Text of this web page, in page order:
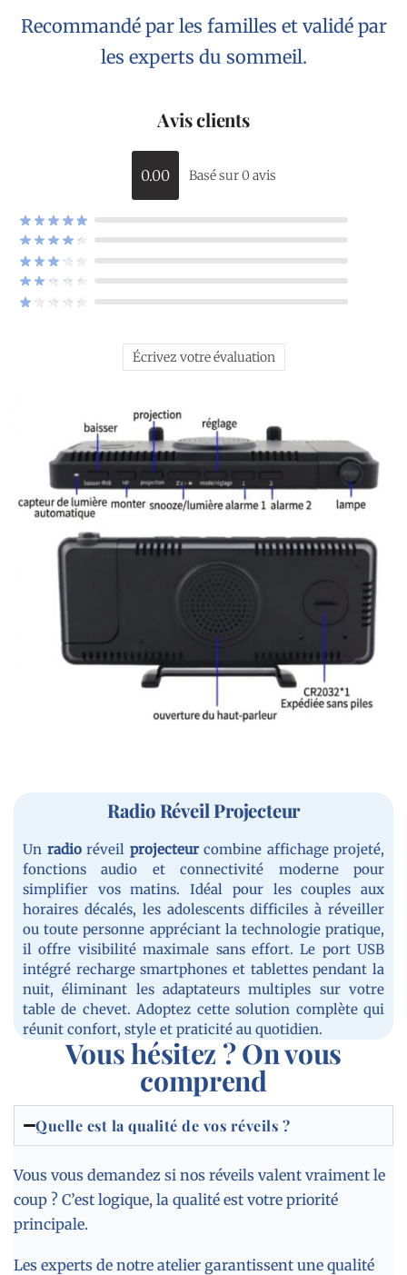
Recommandé par les familles et validé par
les experts du sommeil.
Avis clients
0.00 Basé sur 0 avis
Écrivez votre évaluation
Radio Réveil Projecteur
Un radioréveil projecteurcombine affichage projeté,
fonctions audio et connectivité moderne pour
simplifier vos matins. Idéal pour les couples aux
horaires décalés, les adolescents difficiles à réveiller
ou toute personne appréciant la technologie pratique,
il offre visibilité maximale sans effort. Le port USB
intégré recharge smartphones et tablettes pendant la
nuit, éliminant les adaptateurs multiples sur votre
table de chevet. Adoptez cette solution complète qui
réunit confort, style et praticité au quotidien.
Vous hésitez ? On vous
comprend
Quelle est la qualité de vos réveils ?
Vous vous demandez si nos réveils valent vraiment le
coup ? C’est logique, la qualité est votre priorité
principale.
Les experts de notre atelier garantissent une qualité